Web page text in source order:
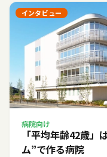
インタビュー
病院向け
「平均年齢42歳」
ム”で作る病院